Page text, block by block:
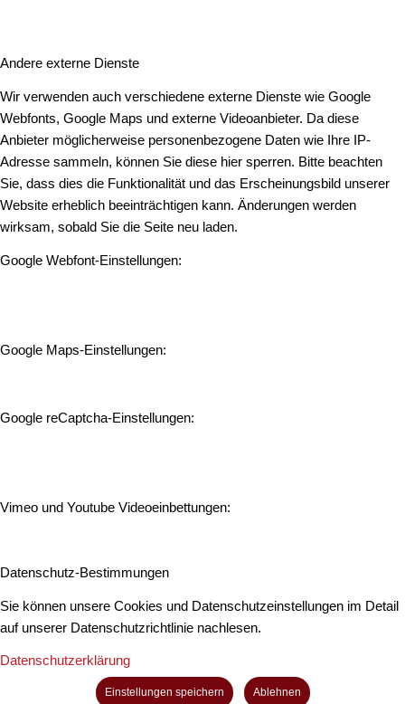
Andere externe Dienste
Wir verwenden auch verschiedene externe Dienste wie Google
Webfonts, Google Maps und externe Videoanbieter. Da diese
Anbieter möglicherweise personenbezogene Daten wie Ihre IP-
Adresse sammeln, können Sie diese hier sperren. Bitte beachten
Sie, dass dies die Funktionalität und das Erscheinungsbild unserer
Website erheblich beeinträchtigen kann. Änderungen werden
wirksam, sobald Sie die Seite neu laden.
Google Webfont-Einstellungen:
Google Maps-Einstellungen:
Google reCaptcha-Einstellungen:
Vimeo und Youtube Videoeinbettungen:
Datenschutz-Bestimmungen
Sie können unsere Cookies und Datenschutzeinstellungen im Detail
auf unserer Datenschutzrichtlinie nachlesen.
Datenschutzerklärung
Einstellungen speichern Ablehnen